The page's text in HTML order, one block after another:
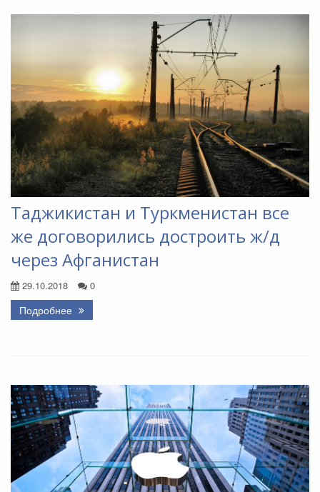
Таджикистан и Туркменистан все
же договорились достроить ж/д
через Афганистан
29.10.2018 0
Подробнее